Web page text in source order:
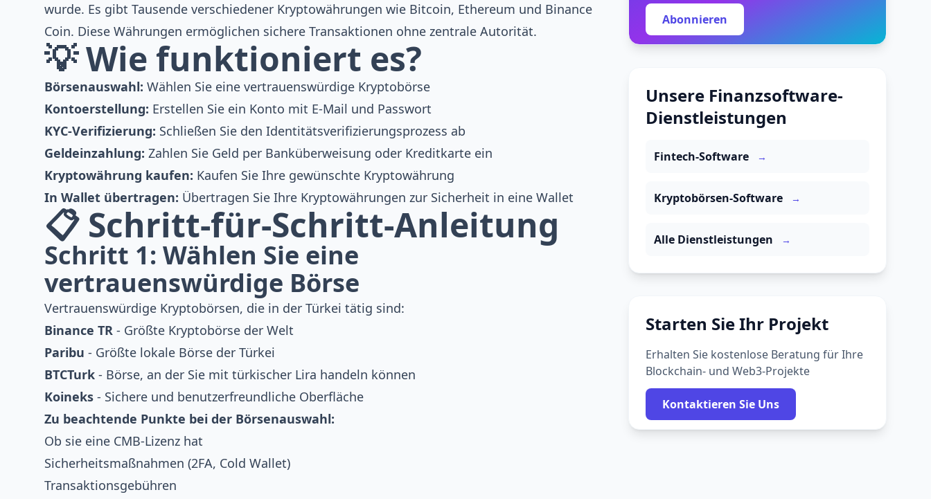
wurde. Es gibt Tausende verschiedener Kryptowährungen wie Bitcoin, Ethereum und Binance
Coin. Diese Währungen ermöglichen sichere Transaktionen ohne zentrale Autorität.
💡 Wie funktioniert es?
Börsenauswahl: Wählen Sie eine vertrauenswürdige Kryptobörse
Kontoerstellung: Erstellen Sie ein Konto mit E-Mail und Passwort
KYC-Verifizierung: Schließen Sie den Identitätsverifizierungsprozess ab
Geldeinzahlung: Zahlen Sie Geld per Banküberweisung oder Kreditkarte ein
Kryptowährung kaufen: Kaufen Sie Ihre gewünschte Kryptowährung
In Wallet übertragen: Übertragen Sie Ihre Kryptowährungen zur Sicherheit in eine Wallet
📋 Schritt-für-Schritt-Anleitung
Schritt 1: Wählen Sie eine
vertrauenswürdige Börse
Vertrauenswürdige Kryptobörsen, die in der Türkei tätig sind:
Binance TR - Größte Kryptobörse der Welt
Paribu - Größte lokale Börse der Türkei
BTCTurk - Börse, an der Sie mit türkischer Lira handeln können
Koineks - Sichere und benutzerfreundliche Oberfläche
Zu beachtende Punkte bei der Börsenauswahl:
Ob sie eine CMB-Lizenz hat
Sicherheitsmaßnahmen (2FA, Cold Wallet)
Transaktionsgebühren
Abonnieren
Unsere Finanzsoftware-
Dienstleistungen
Fintech-Software →
Kryptobörsen-Software →
Alle Dienstleistungen →
Starten Sie Ihr Projekt
Erhalten Sie kostenlose Beratung für Ihre
Blockchain- und Web3-Projekte
Kontaktieren Sie Uns